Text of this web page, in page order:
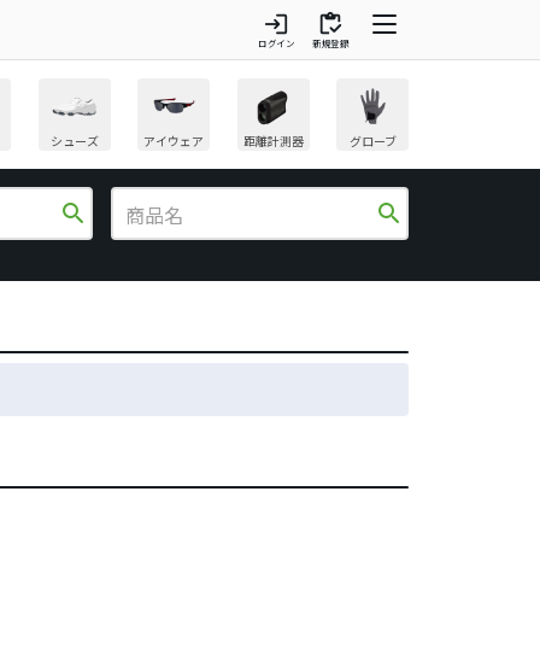
login
ログイン
inventory
新規登録
シューズ アイウェア 距離計測器 グローブ
search search